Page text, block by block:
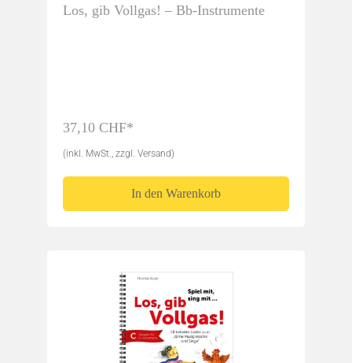
Los, gib Vollgas! – Bb-Instrumente
37,10 CHF*
(inkl. MwSt., zzgl. Versand)
In den Warenkorb